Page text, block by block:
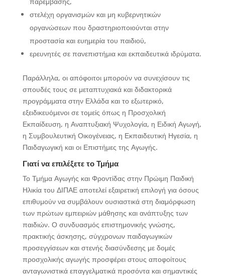
στελέχη οργανισμών και μη κυβερνητικών
οργανώσεων που δραστηριοποιούνται στην
προστασία και ευημερία του παιδιού,
ερευνητές σε πανεπιστήμια και εκπαιδευτικά ιδρύματα.
Παράλληλα, οι απόφοιτοι μπορούν να συνεχίσουν τις
σπουδές τους σε μεταπτυχιακά και διδακτορικά
προγράμματα στην Ελλάδα και το εξωτερικό,
εξειδικευόμενοι σε τομείς όπως η Προσχολική
Εκπαίδευση, η Αναπτυξιακή Ψυχολογία, η Ειδική Αγωγή,
η Συμβουλευτική Οικογένειας, η Εκπαιδευτική Ηγεσία, η
Παιδαγωγική και οι Επιστήμες της Αγωγής.
Γιατί να επιλέξετε το Τμήμα
Το Τμήμα Αγωγής και Φροντίδας στην Πρώιμη Παιδική
Ηλικία του ΔΙΠΑΕ αποτελεί εξαιρετική επιλογή για όσους
επιθυμούν να συμβάλουν ουσιαστικά στη διαμόρφωση
των πρώτων εμπειριών μάθησης και ανάπτυξης των
παιδιών. Ο συνδυασμός επιστημονικής γνώσης,
πρακτικής άσκησης, σύγχρονων παιδαγωγικών
προσεγγίσεων και στενής διασύνδεσης με δομές
προσχολικής αγωγής προσφέρει στους αποφοίτους
ανταγωνιστικά επαγγελματικά προσόντα και σημαντικές